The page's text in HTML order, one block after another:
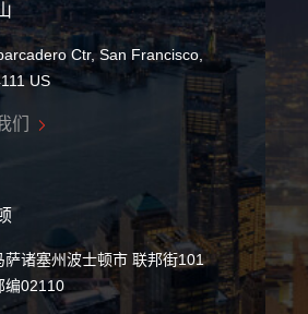
Ctr, San Francisco,
US
们
萨诸塞州波士顿市 联邦街101
编02110